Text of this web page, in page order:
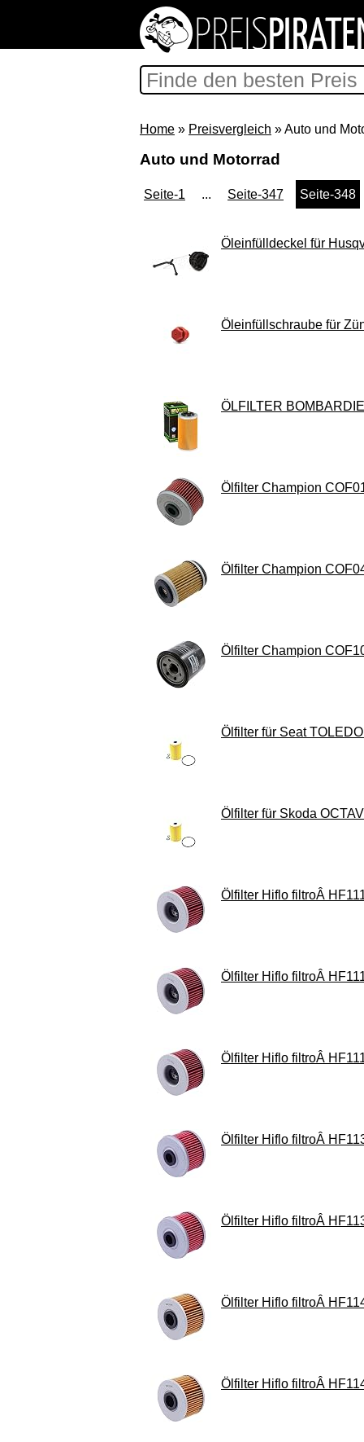
Home » Preisvergleich » Auto und
Auto und Motorrad
Seite-1 ... Seite-347 Seite-348
Öleinfülldeckel für
Öleinfüllschraube für
ÖLFILTER
Ölfilter Champion
Ölfilter Champion
Ölfilter Champion
Ölfilter für Seat
Ölfilter für Skoda
Ölfilter Hiflo filtroÂ
Ölfilter Hiflo filtroÂ
Ölfilter Hiflo filtroÂ
Ölfilter Hiflo filtroÂ
Ölfilter Hiflo filtroÂ
Ölfilter Hiflo filtroÂ
Ölfilter Hiflo filtroÂ